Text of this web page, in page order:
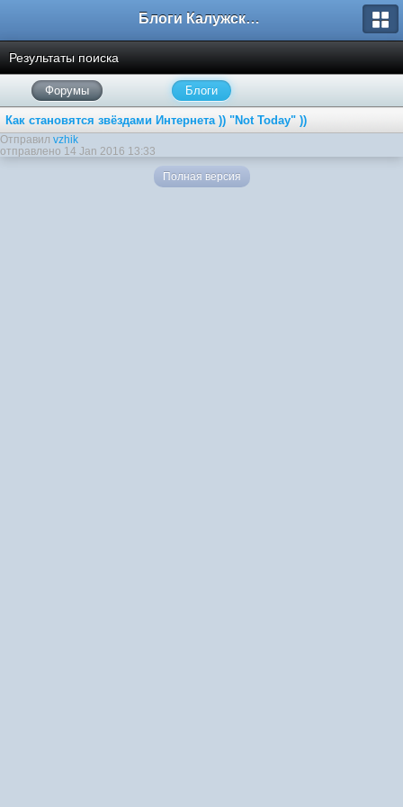
Блоги Калужского перекрестка
Результаты поиска
Форумы Блоги
Как становятся звёздами Интернета )) "Not Today" ))
Отправил vzhik
отправлено 14 Jan 2016 13:33
Полная версия